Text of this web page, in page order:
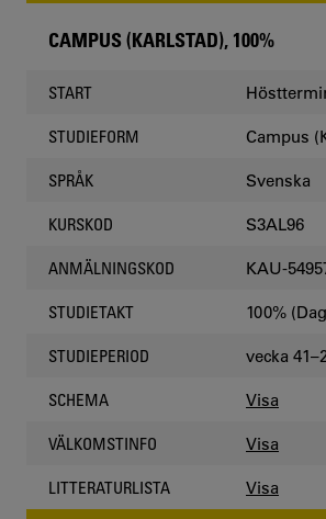
CHOOSE
CAMPUS (KARLSTAD), 100%
START
STUDIEFORM Campus
SPRÅK Svenska
KURSKOD S3AL96
ANMÄLNINGSKOD KAU-
STUDIETAKT 100%
STUDIEPERIOD vecka
SCHEMA Visa
VÄLKOMSTINFO Visa
LITTERATURLISTA Visa